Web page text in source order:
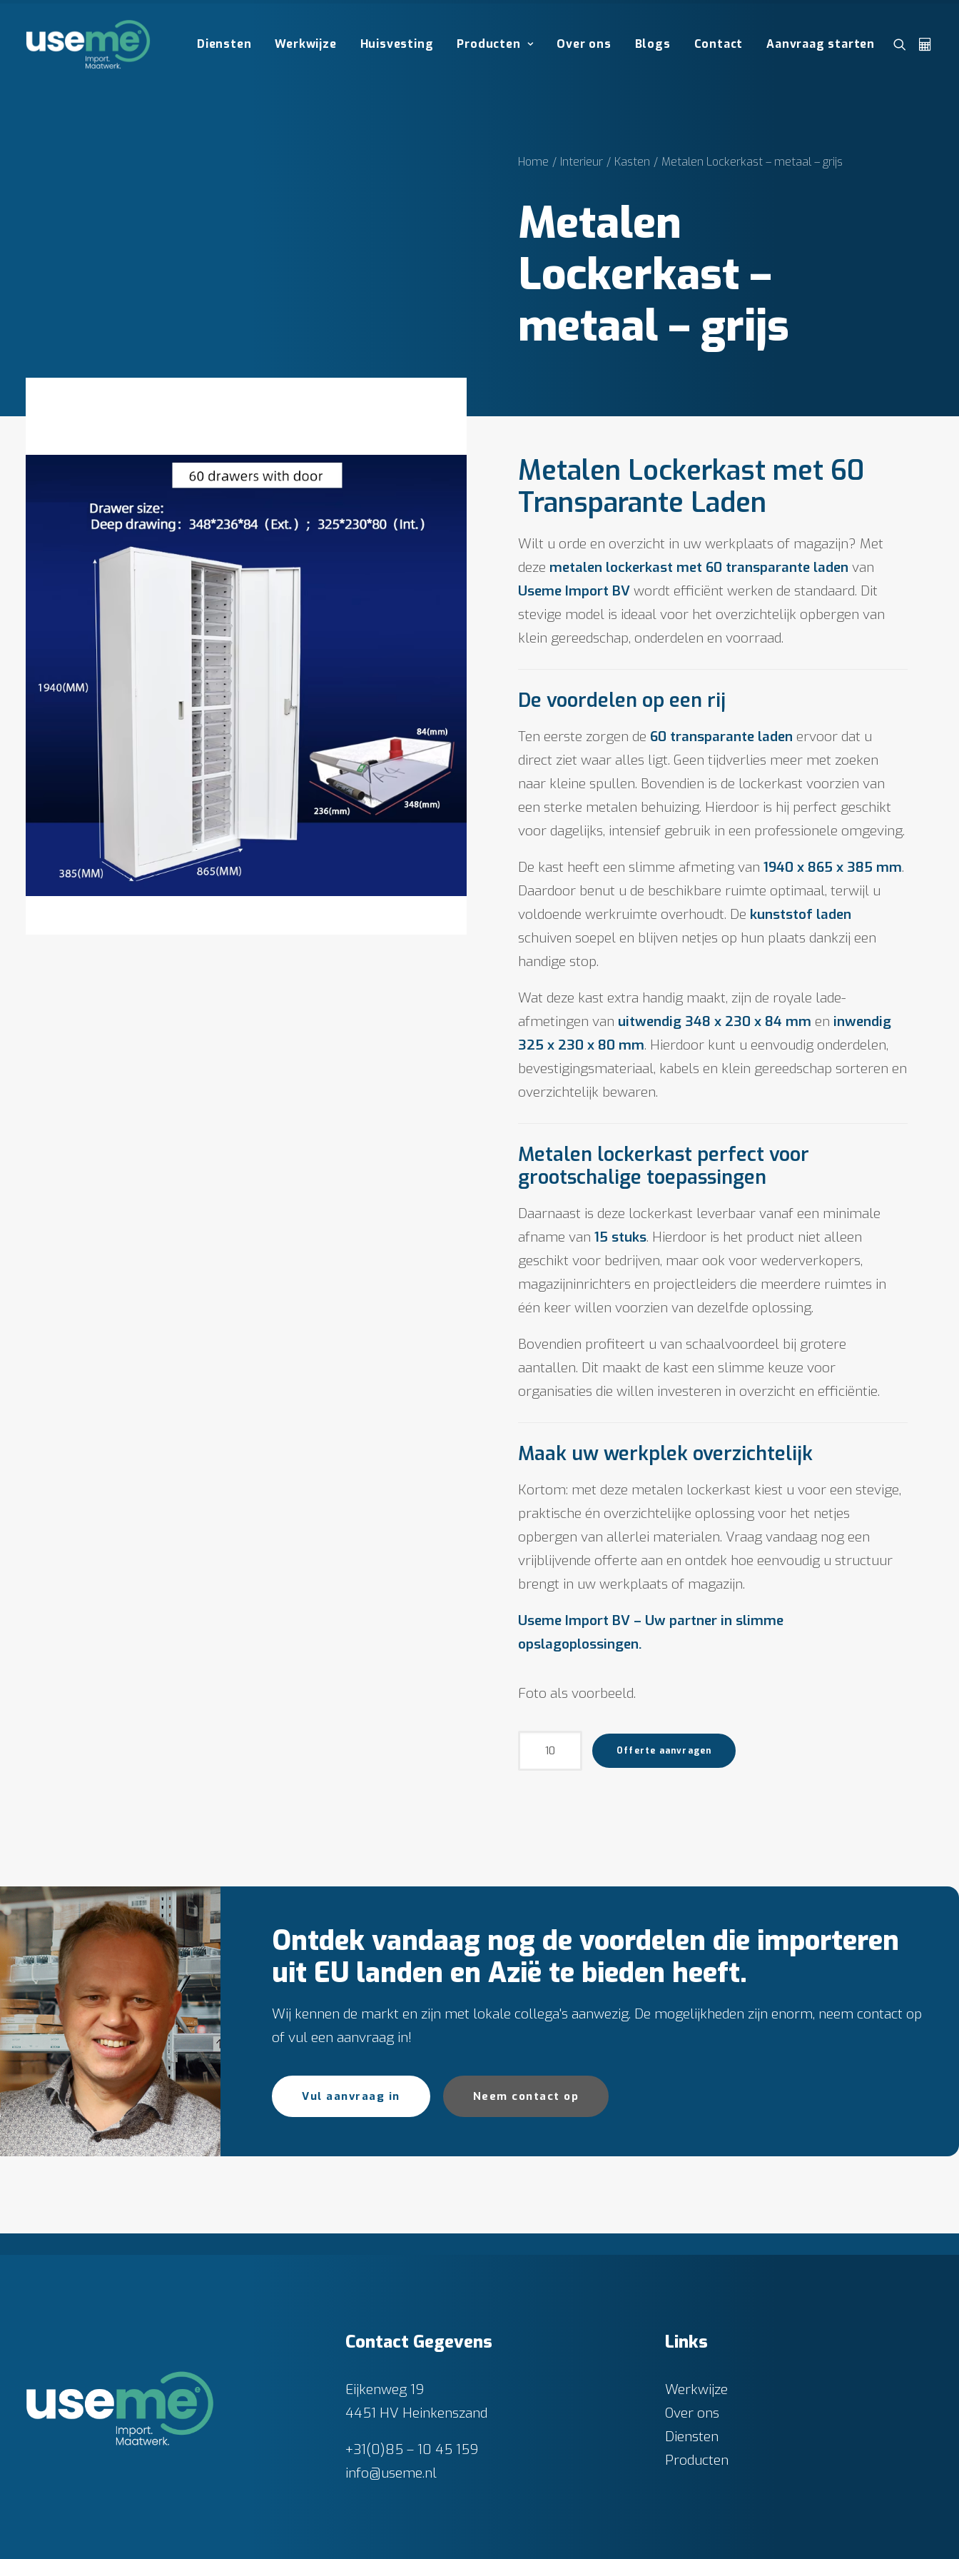
Diensten Werkwijze Huisvesting Producten Over ons Blogs Contact Aanvraag starten
Home Interieur Kasten Metalen Lockerkast – metaal – grijs
Metalen
Lockerkast –
metaal – grijs
Metalen Lockerkast met 60
Transparante Laden
Wilt u orde en overzicht in uw werkplaats of magazijn? Met
deze metalen lockerkast met 60 transparante laden van
Useme Import BV wordt efficiënt werken de standaard. Dit
stevige model is ideaal voor het overzichtelijk opbergen van
klein gereedschap, onderdelen en voorraad.
De voordelen op een rij
Ten eerste zorgen de 60 transparante laden ervoor dat u
direct ziet waar alles ligt. Geen tijdverlies meer met zoeken
naar kleine spullen. Bovendien is de lockerkast voorzien van
een sterke metalen behuizing. Hierdoor is hij perfect geschikt
voor dagelijks, intensief gebruik in een professionele omgeving.
De kast heeft een slimme afmeting van 1940 x 865 x 385 mm.
Daardoor benut u de beschikbare ruimte optimaal, terwijl u
voldoende werkruimte overhoudt. De kunststof laden
schuiven soepel en blijven netjes op hun plaats dankzij een
handige stop.
Wat deze kast extra handig maakt, zijn de royale lade-
afmetingen van uitwendig 348 x 230 x 84 mm en inwendig
325 x 230 x 80 mm. Hierdoor kunt u eenvoudig onderdelen,
bevestigingsmateriaal, kabels en klein gereedschap sorteren en
overzichtelijk bewaren.
Metalen lockerkast perfect voor
grootschalige toepassingen
Daarnaast is deze lockerkast leverbaar vanaf een minimale
afname van 15 stuks. Hierdoor is het product niet alleen
geschikt voor bedrijven, maar ook voor wederverkopers,
magazijninrichters en projectleiders die meerdere ruimtes in
één keer willen voorzien van dezelfde oplossing.
Bovendien profiteert u van schaalvoordeel bij grotere
aantallen. Dit maakt de kast een slimme keuze voor
organisaties die willen investeren in overzicht en efficiëntie.
Maak uw werkplek overzichtelijk
Kortom: met deze metalen lockerkast kiest u voor een stevige,
praktische én overzichtelijke oplossing voor het netjes
opbergen van allerlei materialen. Vraag vandaag nog een
vrijblijvende offerte aan en ontdek hoe eenvoudig u structuur
brengt in uw werkplaats of magazijn.
Useme Import BV – Uw partner in slimme
opslagoplossingen.
Foto als voorbeeld.
Metalen
aantal
Offerte aanvragen
Ontdek vandaag nog de voordelen die importeren
uit EU landen en Azië te bieden heeft.
Wij kennen de markt en zijn met lokale collega's aanwezig. De mogelijkheden zijn enorm, neem contact op
of vul een aanvraag in!
Vul aanvraag in Neem contact op
Contact Gegevens
Eijkenweg 19
4451 HV Heinkenszand
+31(0)85 – 10 45 159
info@useme.nl
Links
Werkwijze
Over ons
Diensten
Producten